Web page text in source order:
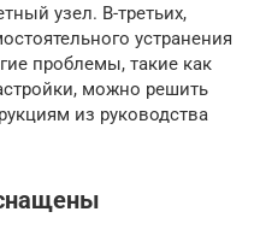
узел. В-третьих,
устранения
проблемы, такие как
можно решить
из руководства